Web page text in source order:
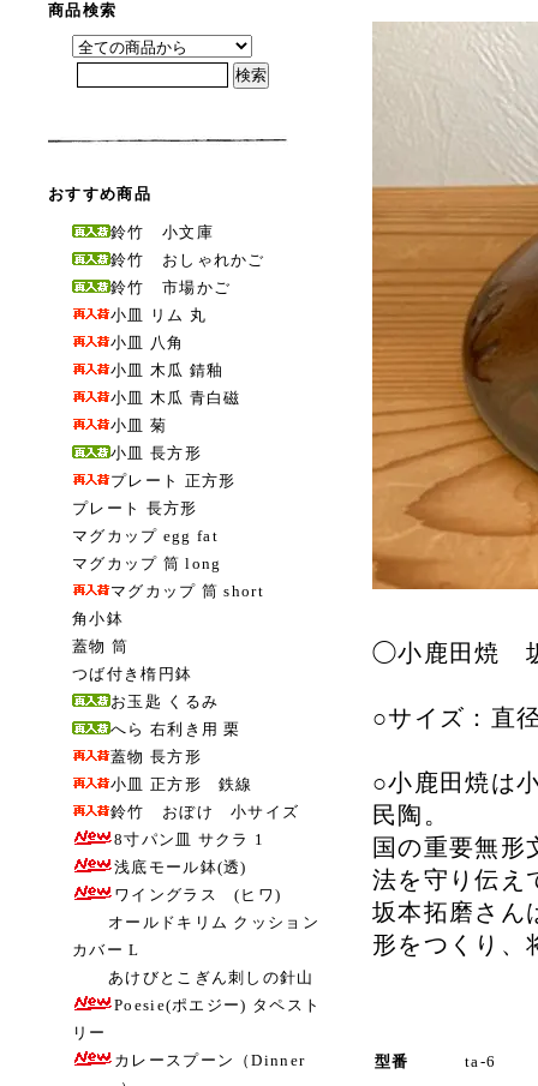
商品検索
おすすめ商品
鈴竹 小文庫
鈴竹 おしゃれかご
鈴竹 市場かご
小皿 リム 丸
小皿 八角
小皿 木瓜 錆釉
小皿 木瓜 青白磁
小皿 菊
小皿 長方形
プレート 正方形
プレート 長方形
マグカップ egg fat
マグカップ 筒 long
マグカップ 筒 short
角小鉢
蓋物 筒
つば付き楕円鉢
お玉匙 くるみ
へら 右利き用 栗
蓋物 長方形
小皿 正方形 鉄線
鈴竹 おぼけ 小サイズ
8寸パン皿 サクラ 1
浅底モール鉢(透)
ワイングラス (ヒワ)
オールドキリム クッション
カバー L
あけびとこぎん刺しの針山
Poesie(ポエジー) タペスト
リー
カレースプーン（Dinner
◯小鹿田焼
○サイズ：直
○小鹿田焼は
民陶。
国の重要無形
法を守り伝え
坂本拓磨さん
形をつくり、
型番 ta-6